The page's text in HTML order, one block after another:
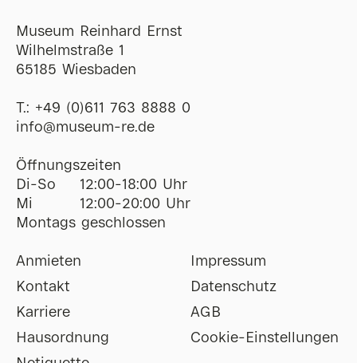
Museum Reinhard Ernst
Wilhelmstraße 1
65185 Wiesbaden
T.: +49 (0)611 763 8888 0
ofni@museum-re de
Öffnungszeiten
Di-So
12:00-18:00 Uhr
Mi
12:00-20:00 Uhr
Montags geschlossen
Anmieten
Kontakt
Karriere
Hausordnung
Impressum
Datenschutz
AGB
Cookie-Einstellungen